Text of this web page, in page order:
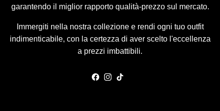
garantendo il miglior rapporto qualità-prezzo sul mercato.
Immergiti nella nostra collezione e rendi ogni tuo outfit
indimenticabile, con la certezza di aver scelto l'eccellenza
a prezzi imbattibili.
Facebook
Instagram
TikTok